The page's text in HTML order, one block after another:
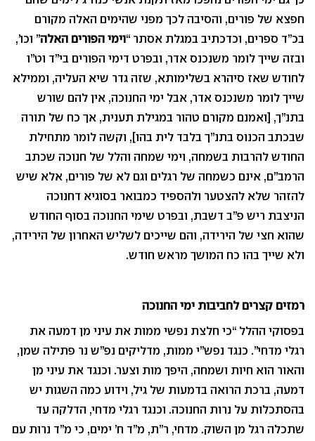
חפצא של פורים, והסיבה לכך מפני שהימים האלה מקורם
בכ”ד ספרים, וכדכתיב במגלת אסתר “וימי הפורים האלה” וכו’,
ובזה שייך לומר משנכנס אדר, ובפרט דימי הפורים בי”ד וט”ו
לחודש שאז סיהרא בשלימותא, שזה גדר שיא העליה, וממילא
שייך לומר משנכנס אדר, אבל ימי החנוכה, אין להם שורש
בתנ”ך, [ואמנם מקורם טהור במגילת תענית, אך כח של תורה
שבכתב הכנוס בתנ”ך בלבד לית בהו], וקשה לומר מתחילת
החודש להרבות בשמחה, וימי שמחה והלל של חנוכה שכתב
הרמב”ם, אינם כשמחה של רגלים וגם לא של פורים, אלא שיש
להזהר שלא להצטער ולהספיד כמבואר בסוגיא דחנוכה
הניצבת ריש פ”ב דשבת, ובפרט שימי החנוכה בסוף החודש
שהוא חצי של הירידה, והם שייכים לשליש האחרון של הירידה,
ולא שייך בהו כח המושך מראש חודש.
רמזים קצרים לחביבות ימי החנוכה
בפסוקי ההלל “כי חלצת נפשי ממות את עיני מן דמעה את
רגלי מדחי”. כנגד נפש”י ממות, מדליקים נפ”ש נר פתילה שמן,
והאור הוא חיות ושמחה, היפך מות וצער. וכנגד את עיני מן
דמעה, ברכת הרואה בדמעות של גיל, וידוע כמה השגות יש
בהסתכלות על נרות החנוכה. וכנגד רגלי מדחי, הדלקה עד
שתכלה רגל מן השוק. מדחי, ר”ת, מ”ד ח’ ימים, כי מ”ד נרות עם